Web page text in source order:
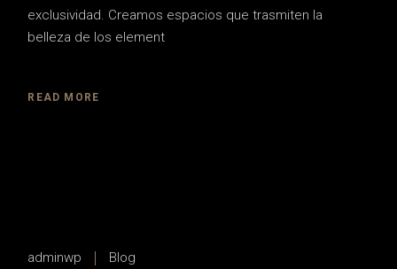
exclusividad. Creamos espacios que trasmiten la
belleza de los element
READ MORE
adminwp Blog